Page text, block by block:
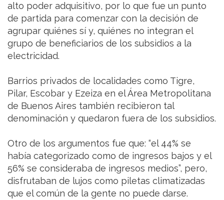
alto poder adquisitivo, por lo que fue un punto
de partida para comenzar con la decisión de
agrupar quiénes sí y, quiénes no integran el
grupo de beneficiarios de los subsidios a la
electricidad.
Barrios privados de localidades como Tigre,
Pilar, Escobar y Ezeiza en el Área Metropolitana
de Buenos Aires también recibieron tal
denominación y quedaron fuera de los subsidios.
Otro de los argumentos fue que: “el 44% se
había categorizado como de ingresos bajos y el
56% se consideraba de ingresos medios”, pero,
disfrutaban de lujos como piletas climatizadas
que el común de la gente no puede darse.